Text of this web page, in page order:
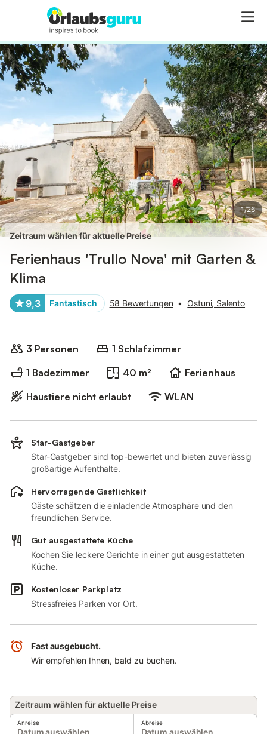
1/26
Ausstattung Bewertungen
Zeitraum wählen für aktuelle Preise
Ferienhaus 'Trullo Nova' mit Garten &
Klima
9,3 Fantastisch 58 Bewertungen • Ostuni, Salento
3 Personen
1 Schlafzimmer
1 Badezimmer
40 m²
Ferienhaus
Haustiere nicht erlaubt
WLAN
Star-Gastgeber
Star-Gastgeber sind top-bewertet und bieten zuverlässig
großartige Aufenthalte.
Hervorragende Gastlichkeit
Gäste schätzen die einladende Atmosphäre und den
freundlichen Service.
Gut ausgestattete Küche
Kochen Sie leckere Gerichte in einer gut ausgestatteten
Küche.
Kostenloser Parkplatz
Stressfreies Parken vor Ort.
Fast ausgebucht.
Wir empfehlen Ihnen, bald zu buchen.
Zeitraum wählen für aktuelle Preise
Anreise
Datum auswählen
Abreise
Datum auswählen